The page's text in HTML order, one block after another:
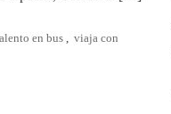
en bus , viaja con